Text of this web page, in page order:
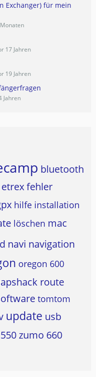
Exchanger) für mein
17 Jahren
19 Jahren
Jahren
bluetooth
etrexfehler
hilfe installation
löschen mac
navi navigation
oregon 600
route
tomtom
update usb
zumo 660